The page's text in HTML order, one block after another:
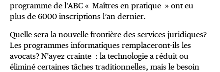
programme de l’ABC « Maîtres en pratique » ont eu
plus de 6000 inscriptions l’an dernier.
Quelle sera la nouvelle frontière des services juridiques?
Les programmes informatiques remplaceront-ils les
avocats? N’a­yez crainte : la technologie a réduit ou
éliminé certaines tâches traditionnelles, mais le besoin